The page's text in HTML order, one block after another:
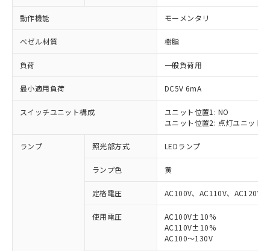
動作機能 モーメンタリ
ベゼル材質 樹脂
負荷 一般負荷用
最小適用負荷 DC5V 6mA
スイッチユニット構成
ユニット位置1: NO
ユニット位置2: 点灯ユニット
ランプ 照光部方式 LEDランプ
ランプ色 黄
定格電圧 AC100V、AC110V、AC120V
使用電圧
AC100V±10%
AC110V±10%
AC100～130V